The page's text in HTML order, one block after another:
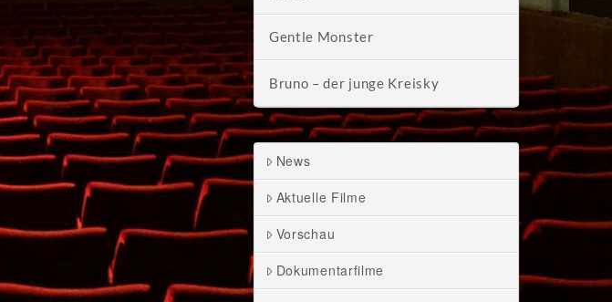
Gentle Monster
Bruno – der junge Kreisky
News
Aktuelle Filme
Vorschau
Dokumentarfilme